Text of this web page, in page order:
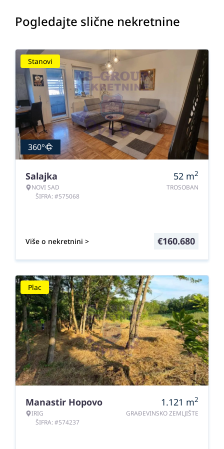
Pogledajte slične nekretnine
Stanovi
360°
Salajka
NOVI SAD
ŠIFRA: #575068
52 m2
TROSOBAN
Više o nekretnini > €160.680
Plac
Manastir Hopovo
IRIG
ŠIFRA: #574237
1.121 m2
GRAĐEVINSKO ZEMLJIŠTE